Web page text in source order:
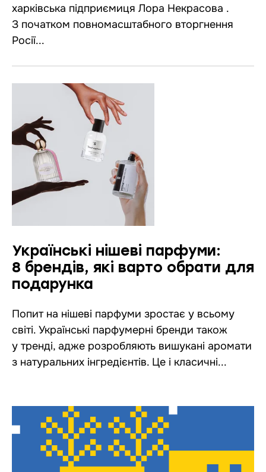
харківська підприємиця Лора Некрасова .
З початком повномасштабного вторгнення
Росії...
Українські нішеві парфуми:
8 брендів, які варто обрати для
подарунка
Попит на нішеві парфуми зростає у всьому
світі. Українські парфумерні бренди також
у тренді, адже розробляють вишукані аромати
з натуральних інгредієнтів. Це і класичні...